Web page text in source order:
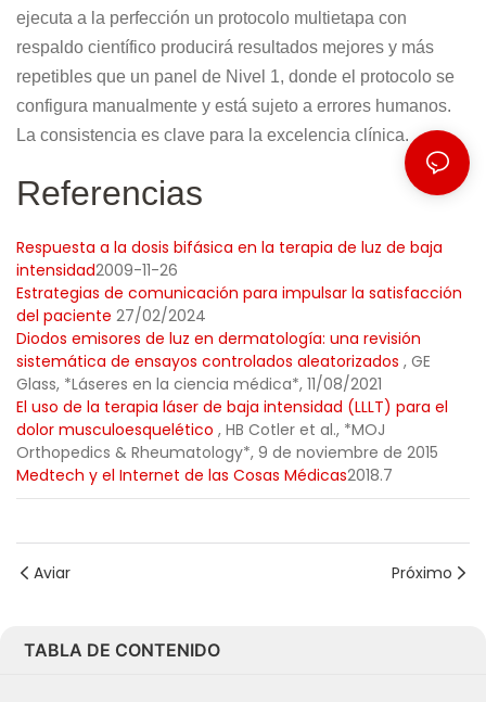
ejecuta a la perfección un protocolo multietapa con
respaldo científico producirá resultados mejores y más
repetibles que un panel de Nivel 1, donde el protocolo se
configura manualmente y está sujeto a errores humanos.
La consistencia es clave para la excelencia clínica.
Referencias
Respuesta a la dosis bifásica en la terapia de luz de baja
intensidad2009-11-26
Estrategias de comunicación para impulsar la satisfacción
del paciente 27/02/2024
Diodos emisores de luz en dermatología: una revisión
sistemática de ensayos controlados aleatorizados , GE
Glass, *Láseres en la ciencia médica*, 11/08/2021
El uso de la terapia láser de baja intensidad (LLLT) para el
dolor musculoesquelético , HB Cotler et al., *MOJ
Orthopedics & Rheumatology*, 9 de noviembre de 2015
Medtech y el Internet de las Cosas Médicas2018.7
Aviar Próximo
TABLA DE CONTENIDO